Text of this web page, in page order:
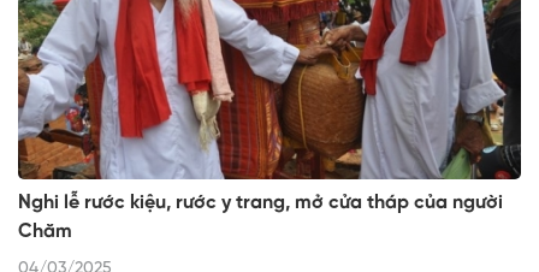
Nghi lễ rước kiệu, rước y trang, mở cửa tháp của người
Chăm